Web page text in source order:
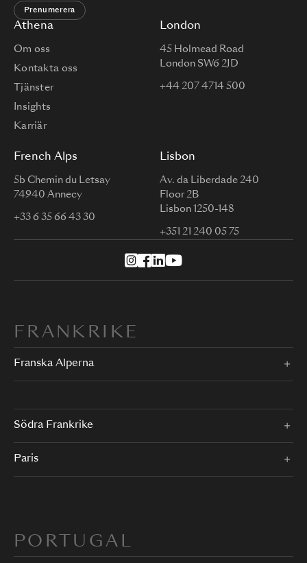
Athena
Om oss
Kontakta oss
Tjänster
Insights
Karriär
London
45 Holmead Road
London SW6 2JD
+44 207 4714 500
French Alps
5b Chemin du Letsay
74940 Annecy
+33 6 35 66 43 30
Lisbon
Av. da Liberdade 240
Floor 2B
Lisbon 1250-148
+351 21 240 05 75
Prenumerera
FRANKRIKE
Franska Alperna
Södra Frankrike
Paris
PORTUGAL